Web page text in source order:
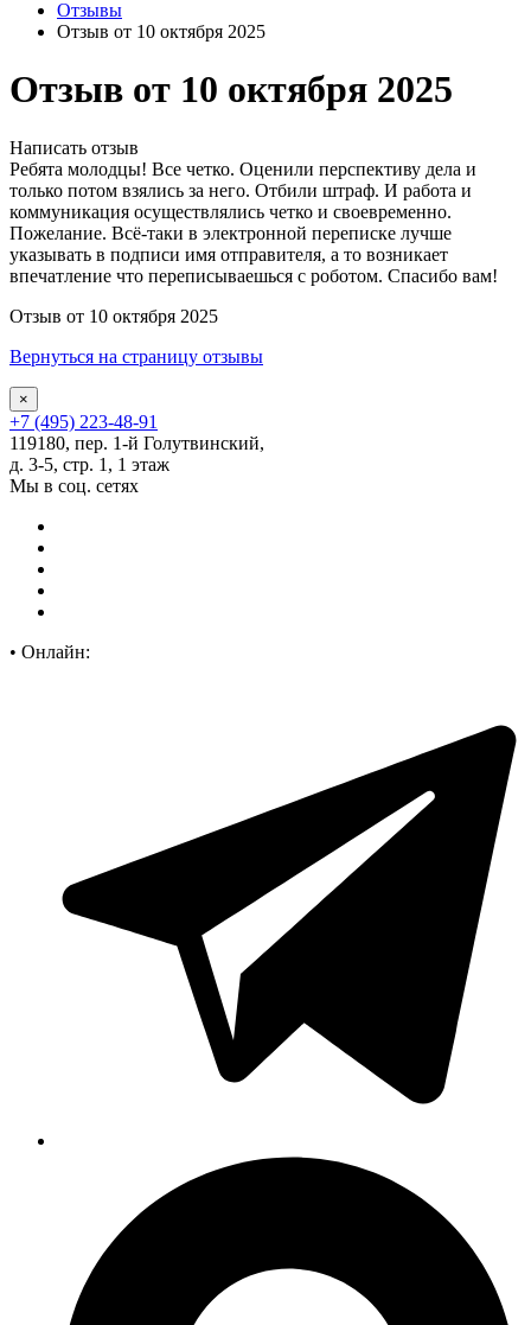
Отзывы
Отзыв от 10 октября 2025
Отзыв от 10 октября 2025
Написать отзыв
Ребята молодцы! Все четко. Оценили перспективу дела и
только потом взялись за него. Отбили штраф. И работа и
коммуникация осуществлялись четко и своевременно.
Пожелание. Всё-таки в электронной переписке лучше
указывать в подписи имя отправителя, а то возникает
впечатление что переписываешься с роботом. Спасибо вам!
Отзыв от 10 октября 2025
Вернуться на страницу отзывы
×
+7 (495) 223-48-91
119180, пер. 1-й Голутвинский,
д. 3-5, стр. 1, 1 этаж
Мы в соц. сетях
• Онлайн: